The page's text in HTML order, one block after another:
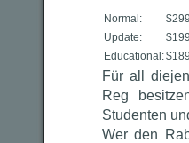
Normal: $299
Update:
$199
Educational:$189
Für all
Reg
Studenten
Wer den